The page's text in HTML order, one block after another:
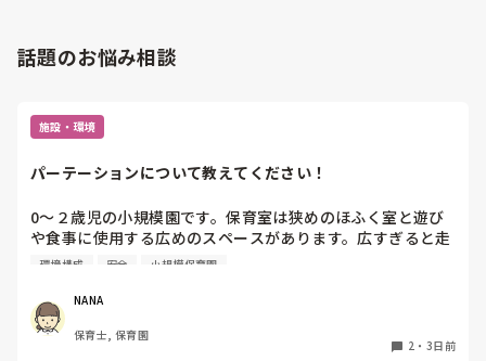
話題のお悩み相談
施設・環境
パーテーションについて教えてください！
0〜２歳児の小規模園です。保育室は狭めのほふく室と遊び
や食事に使用する広めのスペースがあります。広すぎると走
り回ったりして落ち着かないので、活動によってパーテーシ
うな素材で軽いので、ちょっと体が当たると倒れたり、つか
まり立ちが不安定な子にとっては共倒れになったりで危険で
す。かと言って固定してしまうと活動によって柔軟に移動す
環境構成 安全 小規模保育園
NANA
保育士, 保育園
2 ・ 3日前